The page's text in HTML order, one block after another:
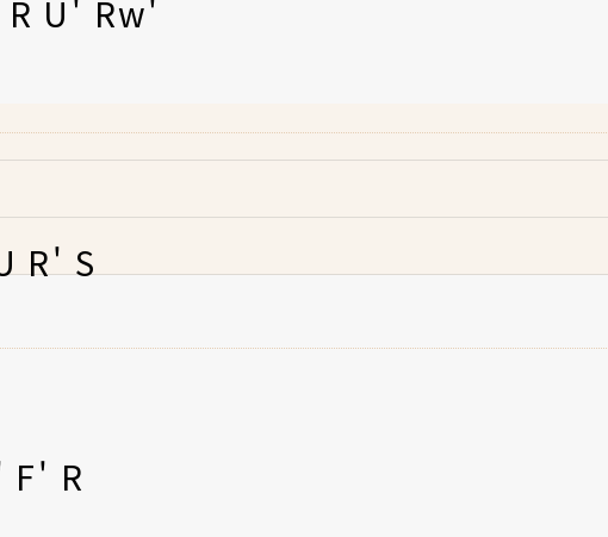
U' Rw'
R' S
F' R